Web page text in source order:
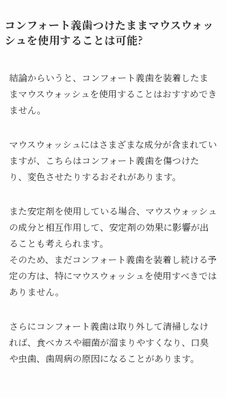
コンフォート義歯つけたままマウスウォッ
シュを使用することは可能?
結論からいうと、コンフォート義歯を装着したま
まマウスウォッシュを使用することはおすすめでき
ません。
マウスウォッシュにはさまざまな成分が含まれてい
ますが、こちらはコンフォート義歯を傷つけた
り、変色させたりするおそれがあります。
また安定剤を使用している場合、マウスウォッシュ
の成分と相互作用して、安定剤の効果に影響が出
ることも考えられます。
そのため、まだコンフォート義歯を装着し続ける予
定の方は、特にマウスウォッシュを使用すべきでは
ありません。
さらにコンフォート義歯は取り外して清掃しなけ
れば、食べカスや細菌が溜まりやすくなり、口臭
や虫歯、歯周病の原因になることがあります。